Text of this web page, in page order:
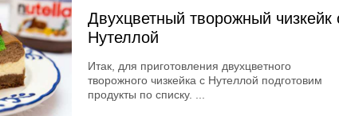
Двухцветный творожный чизкейк
Нутеллой
Итак, для приготовления двухцветного
творожного чизкейка с Нутеллой подготовим
продукты по списку. ...